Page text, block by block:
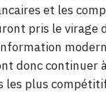
et les
pris le virage
donc continuer
les plus